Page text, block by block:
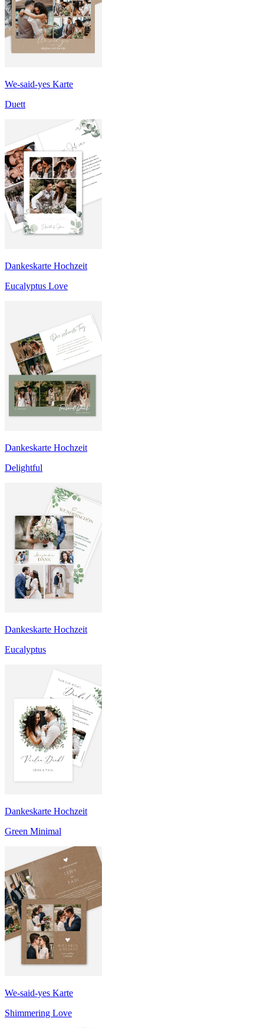
We-said-yes Karte
Duett
Dankeskarte Hochzeit
Eucalyptus Love
Dankeskarte Hochzeit
Delightful
Dankeskarte Hochzeit
Eucalyptus
Dankeskarte Hochzeit
Green Minimal
We-said-yes Karte
Shimmering Love